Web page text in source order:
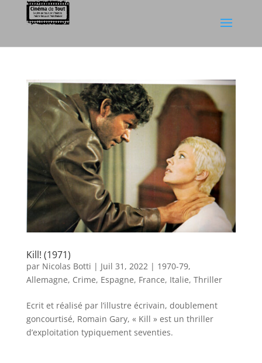
Kill! (1971)
par Nicolas Botti | Juil 31, 2022| 1970-79,
Allemagne, Crime, Espagne, France, Italie, Thriller
Ecrit et réalisé par l’illustre écrivain, doublement
goncourtisé, Romain Gary, « Kill » est un thriller
d’exploitation typiquement seventies.